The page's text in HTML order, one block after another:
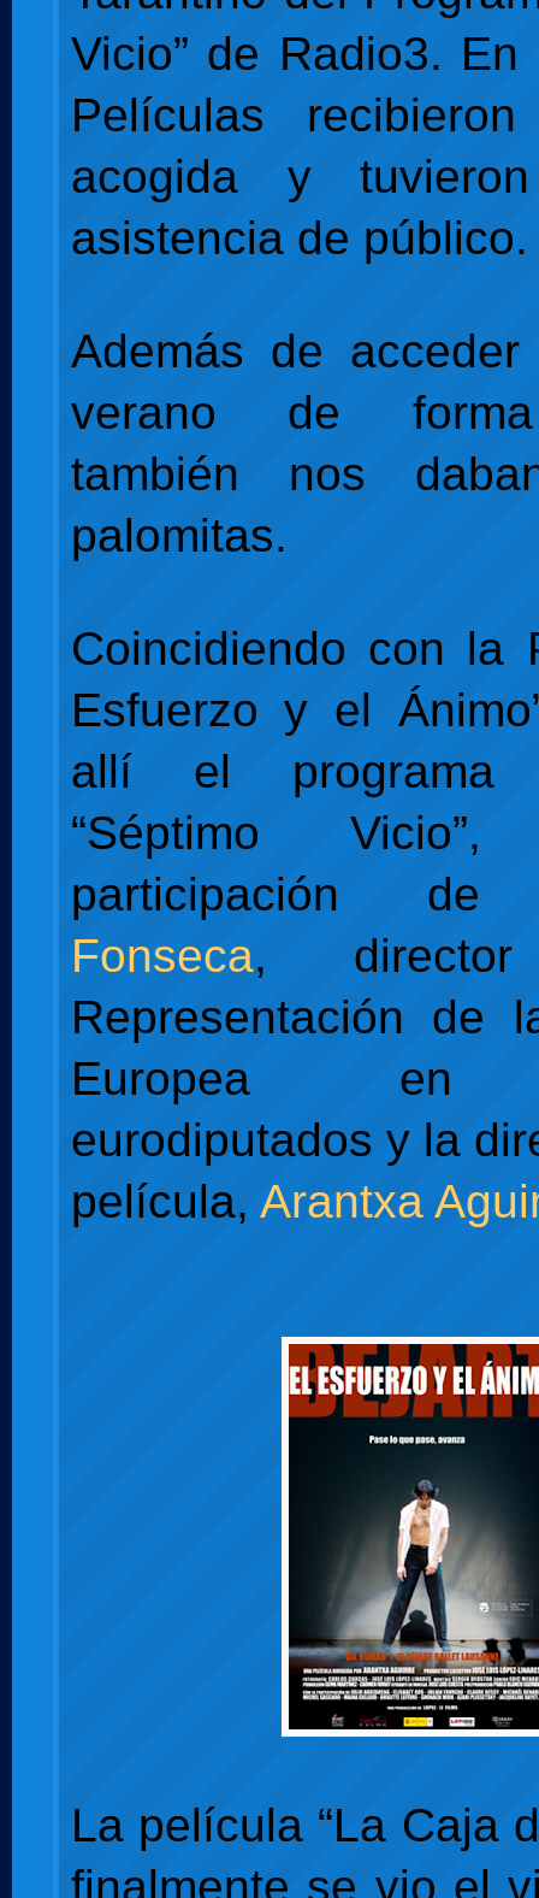
Vicio” de Radio3.
Películas
acogida y
asistencia de público.
Además de
verano de
también nos
palomitas.
Coincidiendo con la
Esfuerzo y el
allí el programa
“Séptimo
participación
Fonseca,
Representación de
Europea en
eurodiputados y la
película, Arantxa
La película “La Caja
finalmente se vio el